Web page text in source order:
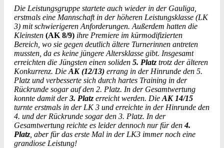
Die Leistungsgruppe startete auch wieder in der Gauliga,
erstmals eine Mannschaft in der höheren Leistungsklasse (LK
3) mit schwierigeren Anforderungen. Außerdem hatten die
Kleinsten (AK 8/9) ihre Premiere im kürmodifizierten
Bereich, wo sie gegen deutlich ältere Turnerinnen antreten
mussten, da es keine jüngere Altersklasse gibt. Insgesamt
erreichten die Jüngsten einen soliden 5. Platz trotz der älteren
Konkurrenz. Die AK (12/13) errang in der Hinrunde den 5.
Platz und verbesserte sich durch hartes Training in der
Rückrunde sogar auf den 2. Platz. In der Gesamtwertung
konnte damit der3. Platz erreicht werden. Die AK 14/15
turnte erstmals in der LK 3 und erreichte in der Hinrunde den
4. und der Rückrunde sogar den 3. Platz. In der
Gesamtwertung reichte es leider dennoch nur für den4.
Platz , aber für das erste Mal in der LK3 immer noch eine
grandiose Leistung!